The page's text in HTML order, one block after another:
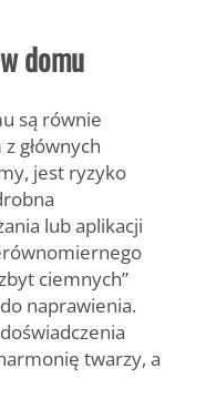
domu
są równie
głównych
jest ryzyko
lub aplikacji
ciemnych”
naprawienia.
twarzy, a